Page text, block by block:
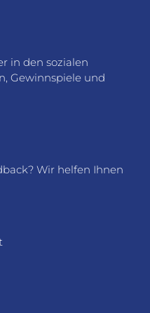
in den sozialen
Gewinnspiele und
Wir helfen Ihnen